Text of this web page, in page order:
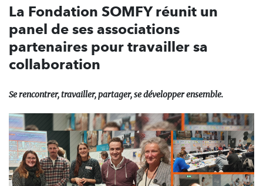
La Fondation SOMFY réunit un
panel de ses associations
partenaires pour travailler sa
collaboration
Se rencontrer, travailler, partager, se développer ensemble.